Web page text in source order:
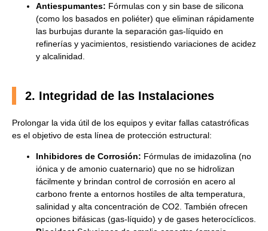
Antiespumantes: Fórmulas con y sin base de silicona
(como los basados en poliéter) que eliminan rápidamente
las burbujas durante la separación gas-líquido en
refinerías y yacimientos, resistiendo variaciones de acidez
y alcalinidad.
2. Integridad de las Instalaciones
Prolongar la vida útil de los equipos y evitar fallas catastróficas
es el objetivo de esta línea de protección estructural:
Inhibidores de Corrosión: Fórmulas de imidazolina (no
iónica y de amonio cuaternario) que no se hidrolizan
fácilmente y brindan control de corrosión en acero al
carbono frente a entornos hostiles de alta temperatura,
salinidad y alta concentración de CO2. También ofrecen
opciones bifásicas (gas-líquido) y de gases heterocíclicos.